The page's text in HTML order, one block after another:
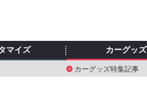
マイズ カーグッズ
カーグッズ特集記事